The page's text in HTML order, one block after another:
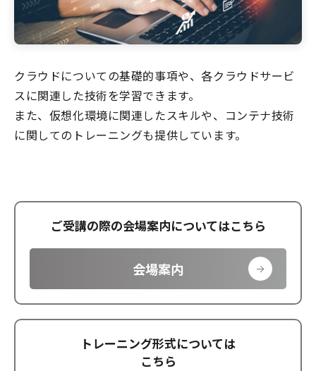
クラウドについての基礎的事項や、各クラウドサービ
スに関連した技術を学習できます。
また、仮想化環境に関連したスキルや、コンテナ技術
に関してのトレーニングも提供しています。
ご受講の際の会場案内についてはこちら
会場案内
トレーニング形式については
こちら